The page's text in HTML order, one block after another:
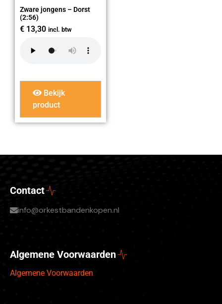
Zware jongens – Dorst
(2:56)
€ 13,30 incl. btw
Bekijk
product
Contact
info@orkestbandenkopen.nl
Algemene Voorwaarden
Algemene Voorwaarden